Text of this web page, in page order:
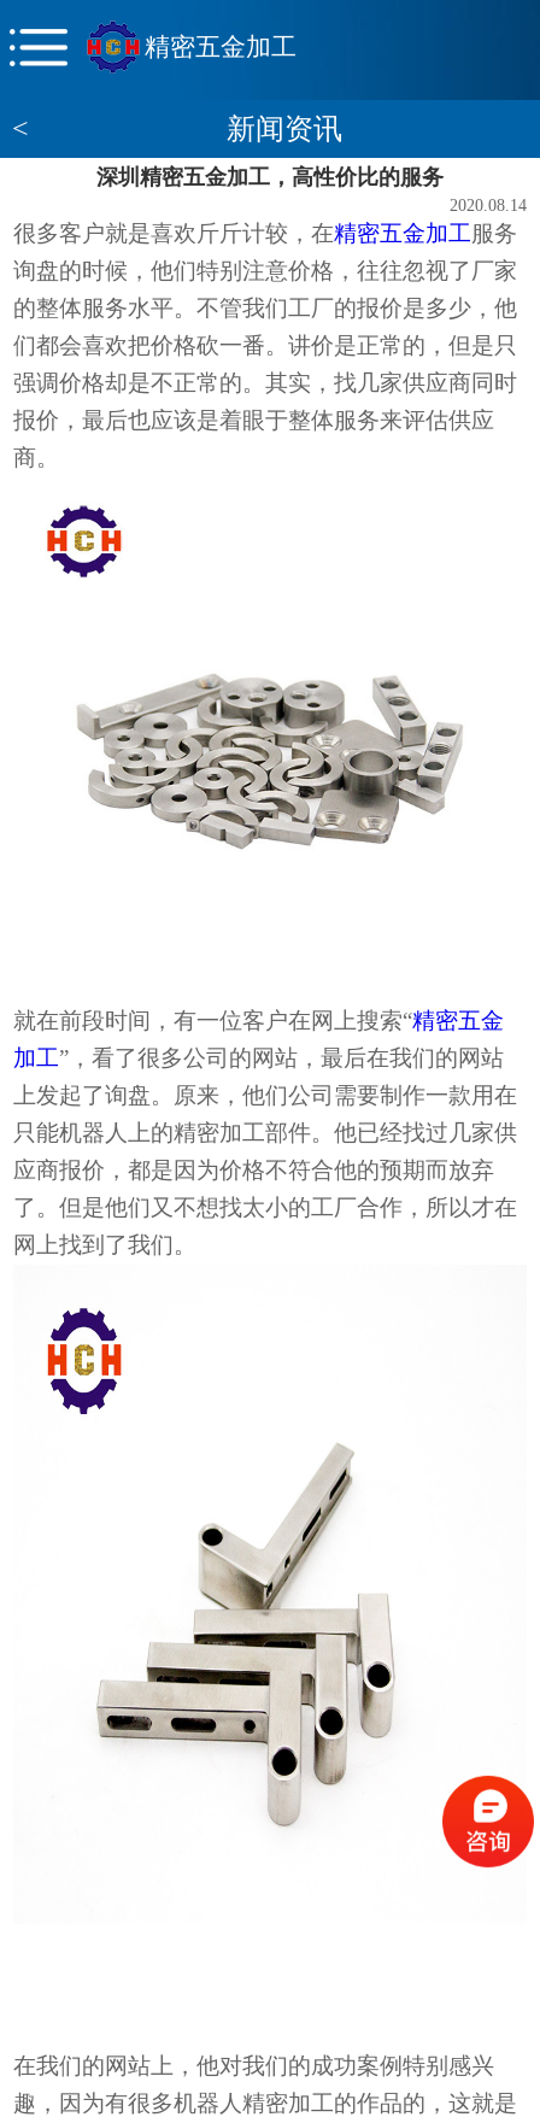
精密五金加工
< 新闻资讯
深圳精密五金加工，高性价比的服务
2020.08.14
很多客户就是喜欢斤斤计较，在精密五金加工服务
询盘的时候，他们特别注意价格，往往忽视了厂家
的整体服务水平。不管我们工厂的报价是多少，他
们都会喜欢把价格砍一番。讲价是正常的，但是只
强调价格却是不正常的。其实，找几家供应商同时
报价，最后也应该是着眼于整体服务来评估供应
商。
就在前段时间 ，有一位客户在网上搜索“精密五金
加工”，看了很多公司的网站，最后在我们的网站
上发起了询盘。原来，他们公司需要制作一款用在
只能机器人上的精密加工部件。他已经找过几家供
应商报价，都是因为价格不符合他的预期而放弃
了。但是他们又不想找太小的工厂合作，所以才在
网上找到了我们。
在我们的网站上，他对我们的成功案例特别感兴
趣，因为有很多机器人精密加工的作品的，这就是